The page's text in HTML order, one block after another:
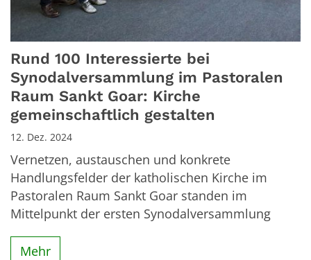
Rund 100 Interessierte bei
Synodalversammlung im Pastoralen
Raum Sankt Goar: Kirche
gemeinschaftlich gestalten
12. Dez. 2024
Vernetzen, austauschen und konkrete
Handlungsfelder der katholischen Kirche im
Pastoralen Raum Sankt Goar standen im
Mittelpunkt der ersten Synodalversammlung
Mehr